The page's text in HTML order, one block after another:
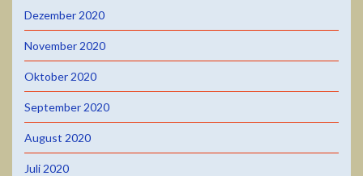
Dezember 2020
November 2020
Oktober 2020
September 2020
August 2020
Juli 2020